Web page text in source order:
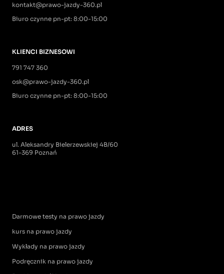
kontakt@prawo-jazdy-360.pl
Biuro czynne pn-pt: 8:00-15:00
KLIENCI BIZNESOWI
791 747 360
osk@prawo-jazdy-360.pl
Biuro czynne pn-pt: 8:00-15:00
ADRES
ul. Aleksandry Bielerzewskiej 4B/60
61-369 Poznań
Darmowe testy na prawo jazdy
kurs na prawo jazdy
Wykłady na prawo jazdy
Podręcznik na prawo jazdy